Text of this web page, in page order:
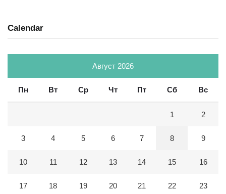
Calendar
Август 2026
Пн Вт Ср Чт Пт Сб Вс
1 2
3 4 5 6 7 8 9
10 11 12 13 14 15 16
17 18 19 20 21 22 23